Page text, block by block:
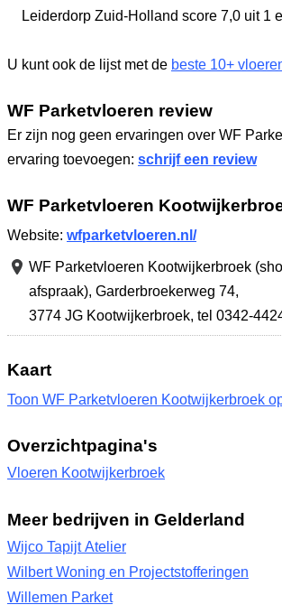
Leiderdorp Zuid-Holland score 7,0 uit 1
U kunt ook de lijst met de beste 10+
WF Parketvloeren review
Er zijn nog geen ervaringen over WF
ervaring toevoegen: schrijf een review
WF Parketvloeren
Website: wfparketvloeren.nl/
WF Parketvloeren Kootwijkerbroek
afspraak), Garderbroekerweg 74,
3774 JG Kootwijkerbroek, tel 0342-
Kaart
Toon WF Parketvloeren Kootwijkerbroek
Overzichtpagina's
Vloeren Kootwijkerbroek
Meer bedrijven in Gelderland
Wijco Tapijt Atelier
Wilbert Woning en Projectstofferingen
Willemen Parket